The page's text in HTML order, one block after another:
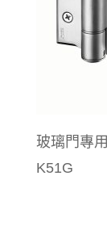
玻璃門專
K51G